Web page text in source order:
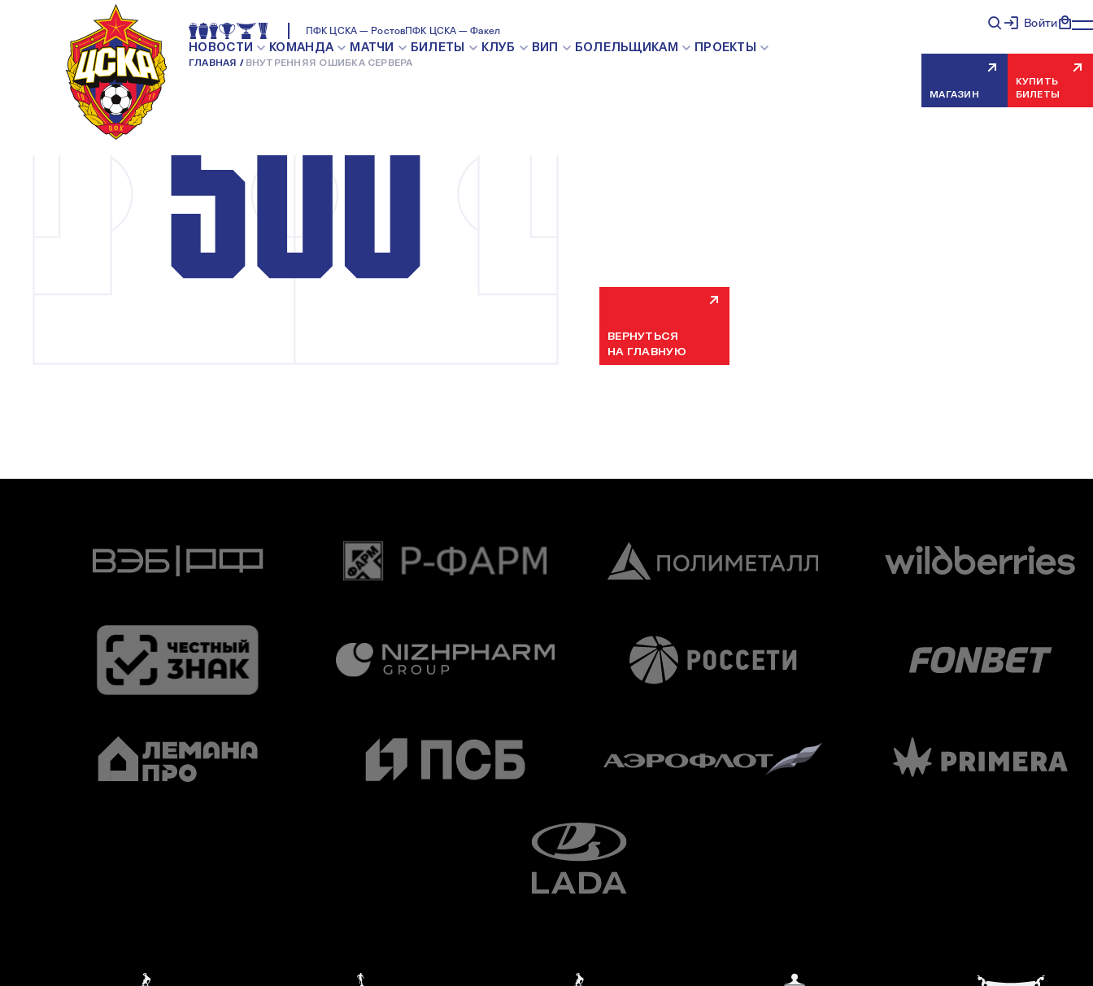
ПФК ЦСКА — РостовПФК ЦСКА — Факел
НОВОСТИ КОМАНДА МАТЧИ БИЛЕТЫ КЛУБ ВИП БОЛЕЛЬЩИКАМ ПРОЕКТЫ
ГЛАВНАЯ ВНУТРЕННЯЯ ОШИБКА СЕРВЕРА
Войти
МАГАЗИН
КУПИТЬ
БИЛЕТЫ
ВНУТРЕННЯЯ ОШИБКА СЕРВЕРА
Мы уже устраняем неисправность, попробуйте обновить страницу через
ВЕРНУТЬСЯ
НА ГЛАВНУЮ